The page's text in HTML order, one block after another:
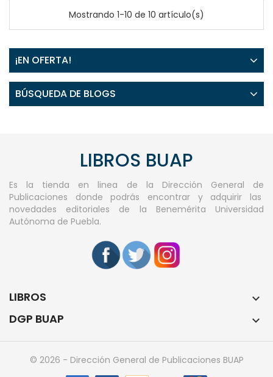
Mostrando 1-10 de 10 artículo(s)
¡EN OFERTA!
BÚSQUEDA DE BLOGS
LIBROS BUAP
Es la tienda en linea de la Dirección General de
Publicaciones donde podrás encontrar y adquirir las
novedades editoriales de la Benemérita Universidad
Autónoma de Puebla.
LIBROS 
DGP BUAP 
© 2026 - Dirección General de Publicaciones BUAP